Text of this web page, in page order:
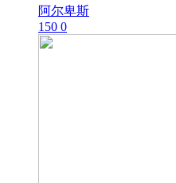
阿尔卑斯
150 0